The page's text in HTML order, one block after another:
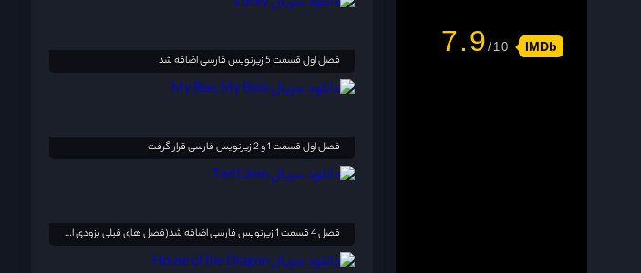
7.9 IMDb
فصل اول قسمت 5 زیرنویس فارسی اضافه شد
فصل اول قسمت 1 و 2 زیرنویس فارسی قرار گرفت
فصل 4 قسمت 1 زیرنویس فارسی اضافه شد(فصل های قبلی بزودی اضافه خواهد شد)